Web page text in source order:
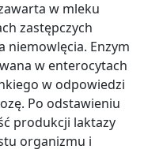
w mleku
zastępczych
niemowlęcia. Enzym
w enterocytach
w odpowiedzi
Po odstawieniu
produkcji laktazy
organizmu i